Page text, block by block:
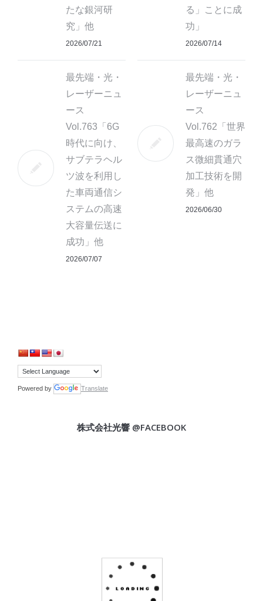
たな銀河研
究」他
2026/07/21
る」ことに成
功」
2026/07/14
最先端・光・
レーザーニュ
ース
Vol.763「6G
時代に向け、
サブテラヘル
ツ波を利用し
た車両通信シ
ステムの高速
大容量伝送に
成功」他
2026/07/07
最先端・光・
レーザーニュ
ース
Vol.762「世界
最高速のガラ
ス微細貫通穴
加工技術を開
発」他
2026/06/30
Powered by Translate
株式会社光響 @FACEBOOK